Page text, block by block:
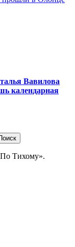
Вавилова
календарная
Тихому».